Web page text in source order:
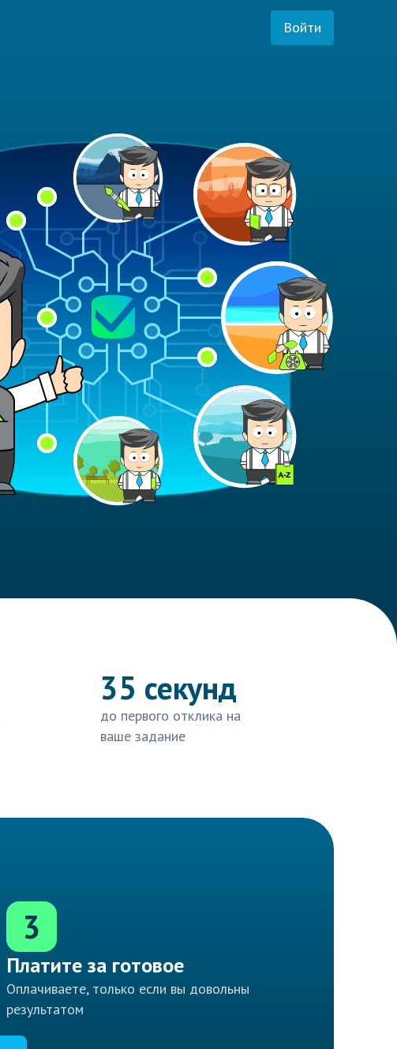
Войти
35 секунд
до первого отклика на
ваше задание
3
Платите за готовое
Оплачиваете, только если вы довольны
результатом